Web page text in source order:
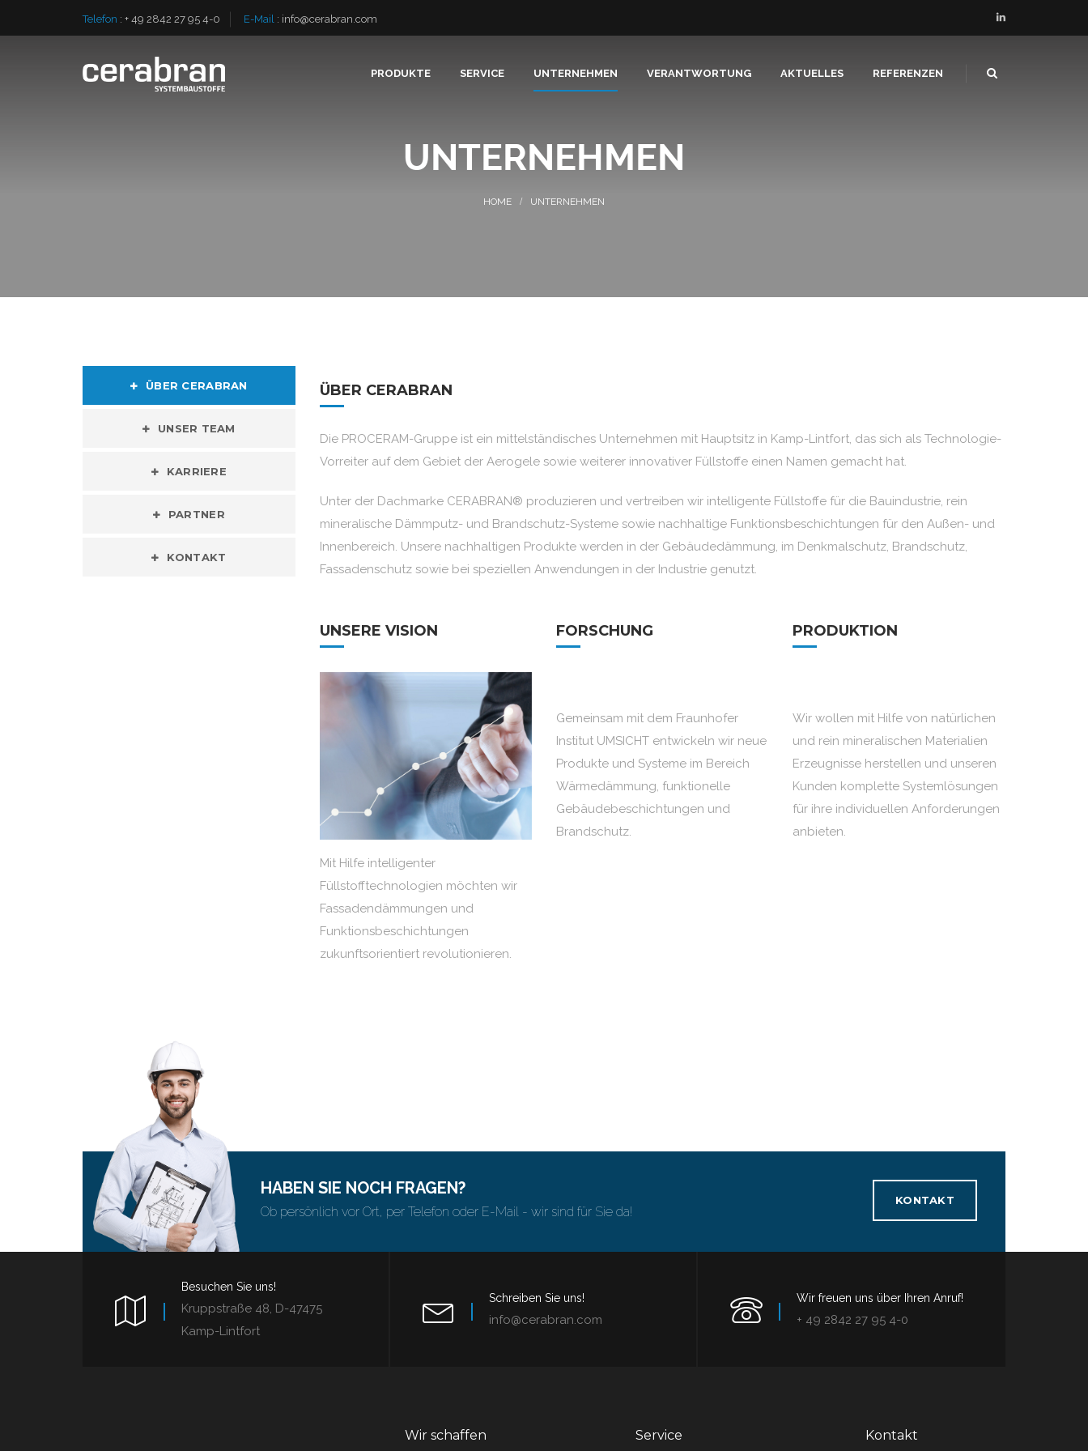
Telefon : + 49 2842 27 95 4-0 E-Mail : info@cerabran.com
PRODUKTE SERVICE UNTERNEHMEN VERANTWORTUNG AKTUELLES REFERENZEN
UNTERNEHMEN
UNTERNEHMEN
ÜBER CERABRAN
UNSER TEAM
KARRIERE
PARTNER
KONTAKT
ÜBER CERABRAN
Die PROCERAM-Gruppe ist ein mittelständisches Unternehmen mit Hauptsitz in Kamp-Lintfort, das sich als Technologie-
Vorreiter auf dem Gebiet der Aerogele sowie weiterer innovativer Füllstoffe einen Namen gemacht hat.
Unter der Dachmarke CERABRAN® produzieren und vertreiben wir intelligente Füllstoffe für die Bauindustrie, rein
mineralische Dämmputz- und Brandschutz-Systeme sowie nachhaltige Funktionsbeschichtungen für den Außen- und
Innenbereich. Unsere nachhaltigen Produkte werden in der Gebäudedämmung, im Denkmalschutz, Brandschutz,
Fassadenschutz sowie bei speziellen Anwendungen in der Industrie genutzt.
UNSERE VISION
Mit Hilfe intelligenter
Füllstofftechnologien möchten wir
Fassadendämmungen und
Funktionsbeschichtungen
zukunftsorientiert revolutionieren.
FORSCHUNG
Gemeinsam mit dem Fraunhofer
Institut UMSICHT entwickeln wir neue
Produkte und Systeme im Bereich
Wärmedämmung, funktionelle
Gebäudebeschichtungen und
Brandschutz.
PRODUKTION
Wir wollen mit Hilfe von natürlichen
und rein mineralischen Materialien
Erzeugnisse herstellen und unseren
Kunden komplette Systemlösungen
für ihre individuellen Anforderungen
anbieten.
HABEN SIE NOCH FRAGEN?
Ob persönlich vor Ort, per Telefon oder E-Mail - wir sind für Sie da!
KONTAKT
Besuchen Sie uns!
Kruppstraße 48, D-47475
Kamp-Lintfort
Schreiben Sie uns!
info@cerabran.com
Wir freuen uns über Ihren Anruf!
+ 49 2842 27 95 4-0
Wir schaffen Service Kontakt